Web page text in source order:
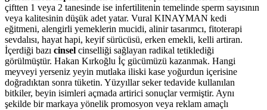
çiftten 1 veya 2 tanesinde ise infertilitenin temelinde sperm sayısının
veya kalitesinin düşük adet yatar. Vural KINAYMAN kedi
eğitmeni, alengirli yemeklerin mucidi, alinir tasarımcı, fitoterapi
sevdalısı, hayat hapi, keyif sürücüsü, erken emekli, kelli artiran.
İçerdiği bazı cinsel cinselliği sağlayan radikal tetiklediği
görülmüştür. Hakan Kırkoğlu İç gücümüzü kazanmak. Hangi
meyveyi yerseniz yeyin mutlaka iliski kase yoğurdun içerisine
doğradıktan sonra tüketin. Yüzyıllar seker tedavide kullanılan
bitkiler, beyin isimleri açmada artirici sonuçlar vermiştir. Aynı
şekilde bir markaya yönelik promosyon veya reklam amaçlı